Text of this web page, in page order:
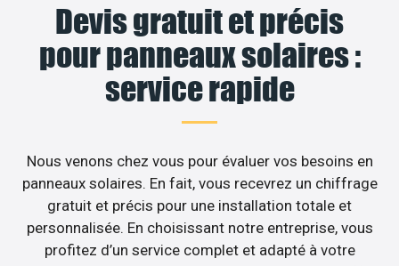
Devis gratuit et précis
pour panneaux solaires :
service rapide
Nous venons chez vous pour évaluer vos besoins en
panneaux solaires. En fait, vous recevrez un chiffrage
gratuit et précis pour une installation totale et
personnalisée. En choisissant notre entreprise, vous
profitez d’un service complet et adapté à votre